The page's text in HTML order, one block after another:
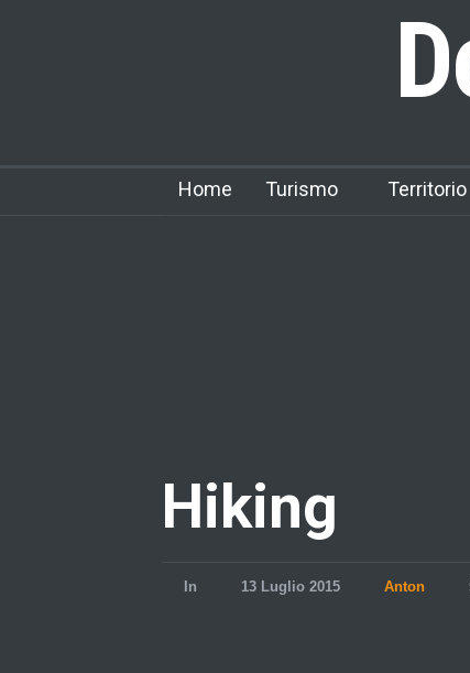
Home Turismo Territorio
Hiking
In 13 Luglio 2015 Anton